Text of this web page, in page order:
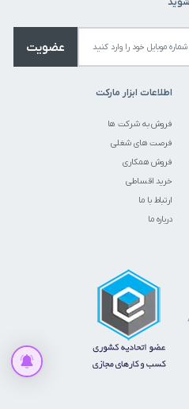
عضویت
اطلاعات ابزار مارکت
فروش به شرکت ها
فرصت های شغلی
فروش همکاری
خرید اقساطی
ارتباط با ما
درباره ما